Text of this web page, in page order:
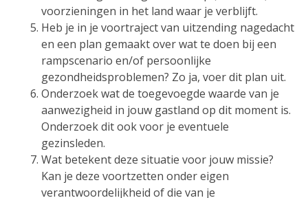
voorzieningen in het land waar je verblijft.
Heb je in je voortraject van uitzending nagedacht
en een plan gemaakt over wat te doen bij een
rampscenario en/of persoonlijke
gezondheidsproblemen? Zo ja, voer dit plan uit.
Onderzoek wat de toegevoegde waarde van je
aanwezigheid in jouw gastland op dit moment is.
Onderzoek dit ook voor je eventuele
gezinsleden.
Wat betekent deze situatie voor jouw missie?
Kan je deze voortzetten onder eigen
verantwoordelijkheid of die van je